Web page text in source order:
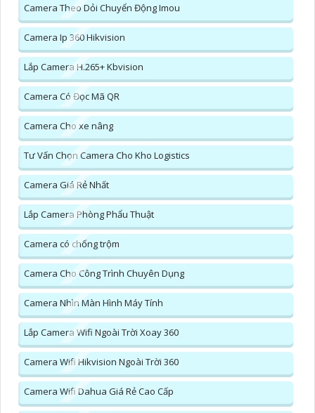
Camera Theo Dỏi Chuyển Động Imou
Camera Ip 360 Hikvision
Lắp Camera H.265+ Kbvision
Camera Có Đọc Mã QR
Camera Cho xe nâng
Tư Vấn Chọn Camera Cho Kho Logistics
Camera Giá Rẻ Nhất
Lắp Camera Phòng Phẩu Thuật
Camera có chống trộm
Camera Cho Công Trình Chuyên Dụng
Camera Nhìn Màn Hình Máy Tính
Lắp Camera Wifi Ngoài Trời Xoay 360
Camera Wifi Hikvision Ngoài Trời 360
Camera Wifi Dahua Giá Rẻ Cao Cấp